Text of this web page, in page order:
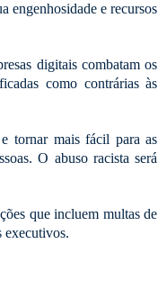
engenhosidade e recursos
digitais combatam os
como contrárias às
tornar mais fácil para as
O abuso racista será
que incluem multas de
executivos.